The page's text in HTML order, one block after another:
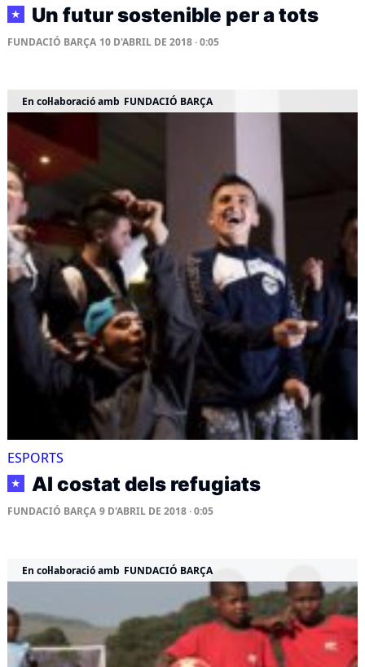
★ Un futur sostenible per a tots
FUNDACIÓ BARÇA 10 D'ABRIL DE 2018 · 0:05
En col·laboració amb FUNDACIÓ BARÇA
ESPORTS
★ Al costat dels refugiats
FUNDACIÓ BARÇA 9 D'ABRIL DE 2018 · 0:05
En col·laboració amb FUNDACIÓ BARÇA